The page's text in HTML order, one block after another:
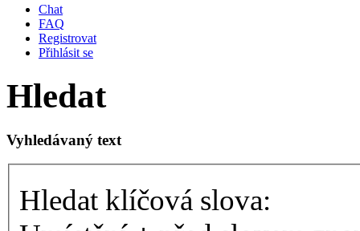
Chat
FAQ
Registrovat
Přihlásit se
Hledat
Vyhledávaný text
Hledat klíčová slova: